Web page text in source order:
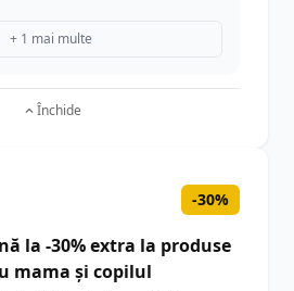
+ 1 mai multe
Închide
-30%
la -30% extra la produse
mama și copilul